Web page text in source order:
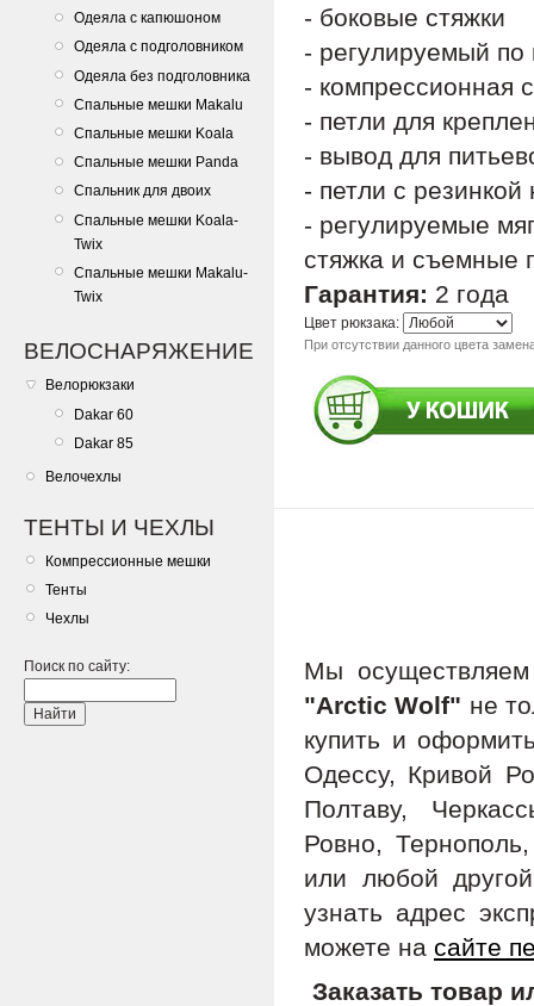
Одеяла с капюшоном
Одеяла с подголовником
Одеяла без подголовника
Спальные мешки Makalu
Спальные мешки Koala
Спальные мешки Panda
Спальник для двоих
Спальные мешки Koala-
Twix
Спальные мешки Makalu-
Twix
ВЕЛОСНАРЯЖЕНИЕ
Велорюкзаки
Dakar 60
Dakar 85
Велочехлы
ТЕНТЫ И ЧЕХЛЫ
Компрессионные мешки
Тенты
Чехлы
Поиск по сайту:
- боковые стяжки
- регулируемый по
- компрессионная
- петли для
- вывод для
- петли с
- регулируемые
стяжка и съемные
Гарантия: 2 года
Цвет рюкзака:
При отсутствии данного цвета
Мы
"Arctic Wolf" не
купить и
Одессу, Кривой
Полтаву,
Ровно,
или любой
узнать адрес
можете на сайте
Заказать товар